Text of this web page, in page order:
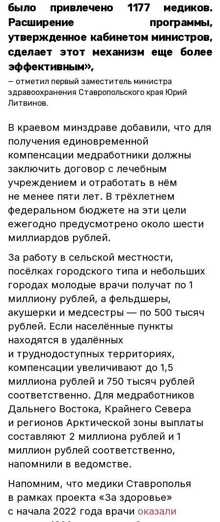
было привлечено 1177 медиков.
Расширение программы,
утвержденное кабинетом министров,
сделает этот механизм еще более
эффективным»,
отметил первый заместитель министра
здравоохранения Ставропольского края Юрий
Литвинов.
В краевом минздраве добавили, что для
получения единовременной
компенсации медработники должны
заключить договор с лечебным
учреждением и отработать в нём
не менее пяти лет. В трёхлетнем
федеральном бюджете на эти цели
ежегодно предусмотрено около шести
миллиардов рублей.
За работу в сельской местности,
посёлках городского типа и небольших
городах молодые врачи получат по 1
миллиону рублей, а фельдшеры,
акушерки и медсестры — по 500 тысяч
рублей. Если населённые пункты
находятся в удалённых
и труднодоступных территориях,
компенсации увеличивают до 1,5
миллиона рублей и 750 тысяч рублей
соответственно. Для медработников
Дальнего Востока, Крайнего Севера
и регионов Арктической зоны выплаты
составляют 2 миллиона рублей и 1
миллион рублей соответственно,
напомнили в ведомстве.
Напомним, что медики Ставрополья
в рамках проекта «За здоровье»
с начала 2022 года врачи оказали